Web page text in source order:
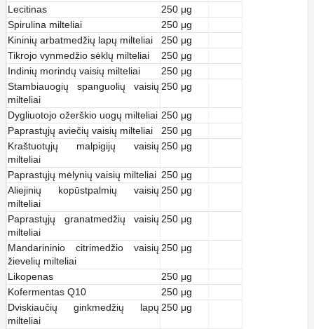
Lecitinas
250 μg
Spirulina milteliai
250 μg
Kininių arbatmedžių lapų milteliai
250 μg
Tikrojo vynmedžio sėklų milteliai
250 μg
Indinių morindų vaisių milteliai
250 μg
Stambiauogių spanguolių vaisių
milteliai
250 μg
Dygliuotojo ožerškio uogų milteliai 250 μg
Paprastųjų aviečių vaisių milteliai
250 μg
Kraštuotųjų malpigijų vaisių
milteliai
250 μg
Paprastųjų mėlynių vaisių milteliai 250 μg
Aliejinių kopūstpalmių vaisių
milteliai
250 μg
Paprastųjų granatmedžių vaisių
milteliai
250 μg
Mandarininio citrimedžio vaisių
žievelių milteliai
250 μg
Likopenas
250 μg
Kofermentas Q10
250 μg
Dviskiaučių ginkmedžių lapų
milteliai
250 μg